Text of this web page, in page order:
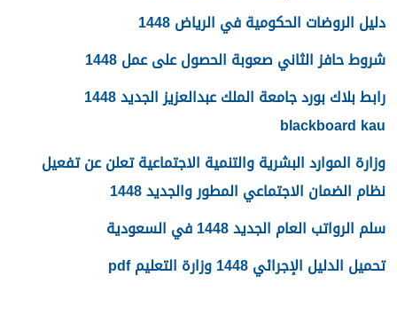
دليل الروضات الحكومية في الرياض 1448
شروط حافز الثاني صعوبة الحصول على عمل 1448
رابط بلاك بورد جامعة الملك عبدالعزيز الجديد 1448
blackboard kau
وزارة الموارد البشرية والتنمية الاجتماعية تعلن عن تفعيل
نظام الضمان الاجتماعي المطور والجديد 1448
سلم الرواتب العام الجديد 1448 في السعودية
تحميل الدليل الإجرائي 1448 وزارة التعليم pdf